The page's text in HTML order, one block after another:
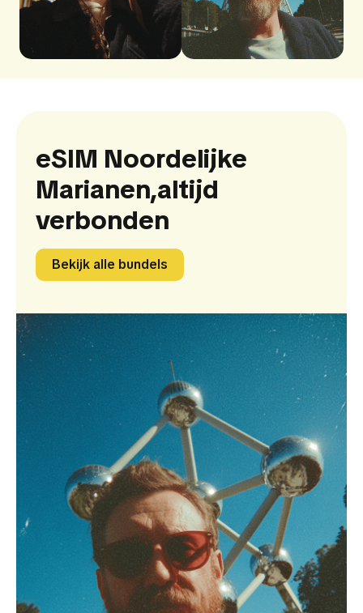
eSIM Noordelijke
Marianen,altijd
verbonden
Bekijk alle bundels